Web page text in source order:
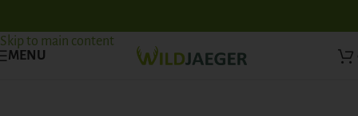
Skip to main content
MENU